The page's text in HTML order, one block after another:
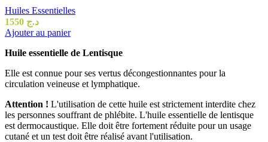
Huiles Essentielles
د.ج
Ajouter au panier
Huile essentielle de Lentisque
Elle est connue pour ses vertus décongestionnantes pour la
circulation veineuse et lymphatique.
Attention ! L'utilisation de cette huile est strictement interdite chez
les personnes souffrant de phlébite. L'huile essentielle de lentisque
est dermocaustique. Elle doit être fortement réduite pour un usage
cutané et un test doit être réalisé avant l'utilisation.